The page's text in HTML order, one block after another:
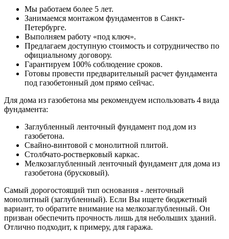
Мы работаем более 5 лет.
Занимаемся монтажом фундаментов в Санкт-
Петербурге.
Выполняем работу «под ключ».
Предлагаем доступную стоимость и сотрудничество по
официальному договору.
Гарантируем 100% соблюдение сроков.
Готовы провести предварительный расчет фундамента
под газобетонный дом прямо сейчас.
Для дома из газобетона мы рекомендуем использовать 4 вида
фундамента:
Заглубленный ленточный фундамент под дом из
газобетона.
Свайно-винтовой с монолитной плитой.
Столбчато-ростверковый каркас.
Мелкозаглубленный ленточный фундамент для дома из
газобетона (брусковый).
Самый дорогостоящий тип основания - ленточный
монолитный (заглубленный). Если Вы ищете бюджетный
вариант, то обратите внимание на мелкозаглубленный. Он
призван обеспечить прочность лишь для небольших зданий.
Отлично подходит, к примеру, для гаража.